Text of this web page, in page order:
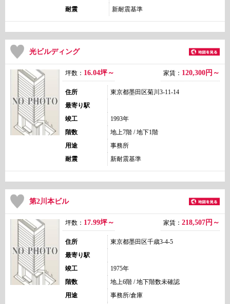
耐震
新耐震基準
光ビルディング
坪数： 16.04坪～ 家賃： 120,300 円～
住所
東京都墨田区菊川3-11-14
最寄り駅
竣工
1993年
階数
地上7階 / 地下1階
用途
事務所
耐震
新耐震基準
第2川本ビル
坪数： 17.99坪～ 家賃： 218,507 円～
住所
東京都墨田区千歳3-4-5
最寄り駅
竣工
1975年
階数
地上6階 / 地下階数未確認
用途
事務所/倉庫